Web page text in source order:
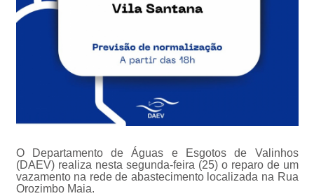
O Departamento de Águas e Esgotos de Valinhos
(DAEV) realiza nesta segunda-feira (25) o reparo de um
vazamento na rede de abastecimento localizada na Rua
Orozimbo Maia.